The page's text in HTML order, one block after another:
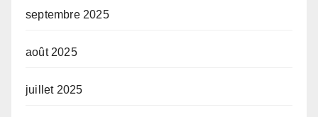
septembre 2025
août 2025
juillet 2025